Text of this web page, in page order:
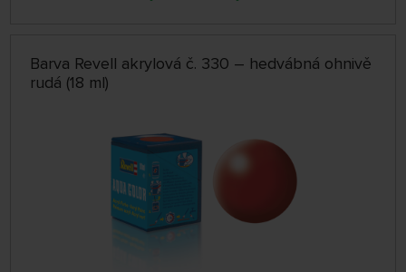
Barva Revell akrylová č. 330 – hedvábná ohnivě
rudá (18 ml)